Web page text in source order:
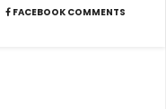
FACEBOOK COMMENTS